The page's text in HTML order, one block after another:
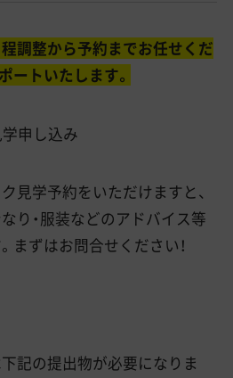
調整から予約までお任せくだ
ートいたします。
申し込み
見学予約をいただけますと、
り・服装などのアドバイス等
まずはお問合せください！
記の提出物が必要になりま